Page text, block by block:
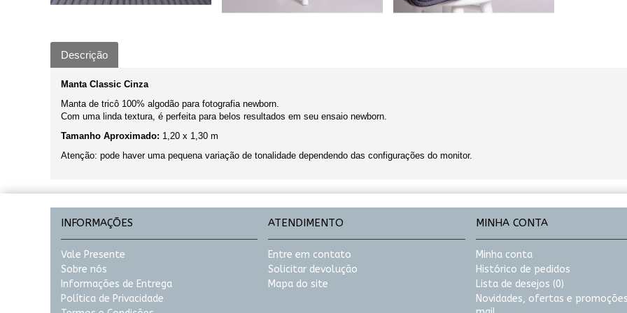
Descrição
Manta Classic Cinza
Manta de tricô 100% algodão para fotografia newborn.
Com uma linda textura, é perfeita para belos resultados em seu ensaio newborn.
Tamanho Aproximado: 1,20 x 1,30 m
Atenção: pode haver uma pequena variação de tonalidade dependendo das configurações do monitor.
INFORMAÇÕES
Vale Presente
Sobre nós
Informações de Entrega
Política de Privacidade
ATENDIMENTO
Entre em contato
Solicitar devolução
Mapa do site
MINHA CONTA
Minha conta
Histórico de pedidos
Lista de desejos (0)
Novidades, ofertas e